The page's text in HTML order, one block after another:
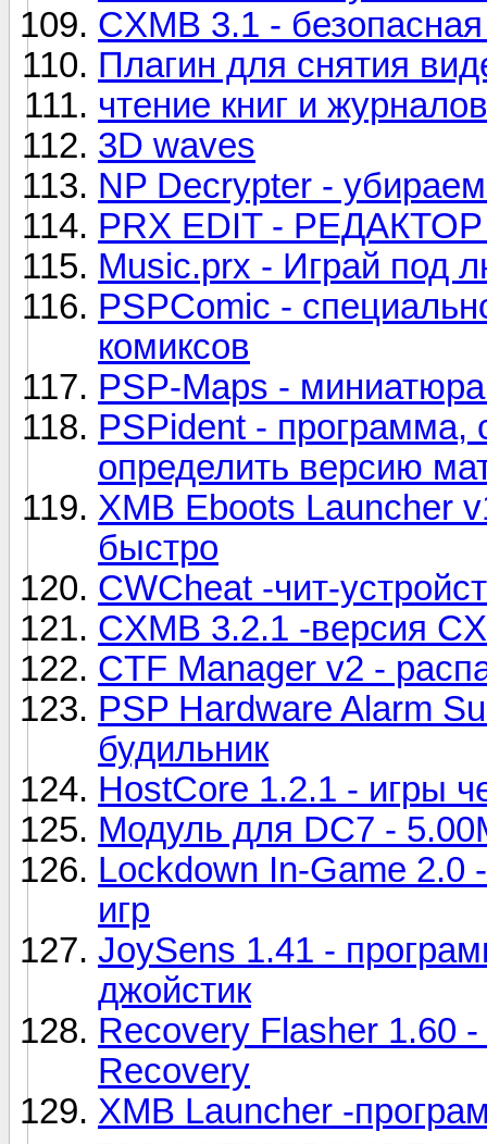
CXMB 3.1 -
Плагин для снятия
чтение книг и
3D waves
NP Decrypter -
PRX EDIT -
Music.prx - Играй под
PSPComic -
комиксов
PSP-Maps -
PSPident -
определить версию
XMB Eboots Launcher
быстро
CWCheat -чит-
CXMB 3.2.1 -версия
CTF Manager v2 -
PSP Hardware Alarm
будильник
HostCore 1.2.1 - игры
Модуль для DC7 -
Lockdown In-Game
игр
JoySens 1.41 -
джойстик
Recovery Flasher 1.60
Recovery
XMB Launcher -